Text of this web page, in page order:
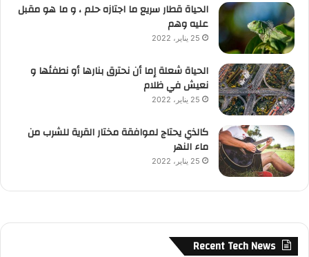
الحياة قطار سريع ما اجتازه حلم ، و ما هو مقبل
عليه وهم
25 يناير، 2022
الحياة شعلة إما أن نحترق بنارها أو نطفئها و
نعيش في ظلام
25 يناير، 2022
كالذي يحتاج لموافقة مختار القرية للشرب من
ماء النهر
25 يناير، 2022
Recent Tech News